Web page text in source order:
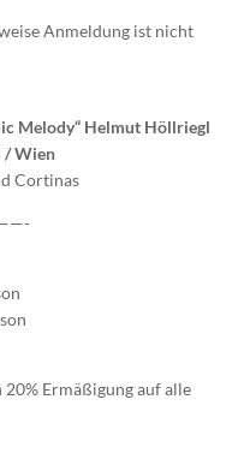
Anmeldung ist nicht
Melody“ Helmut Höllriegl
/ Wien
Cortinas
20% Ermäßigung auf alle